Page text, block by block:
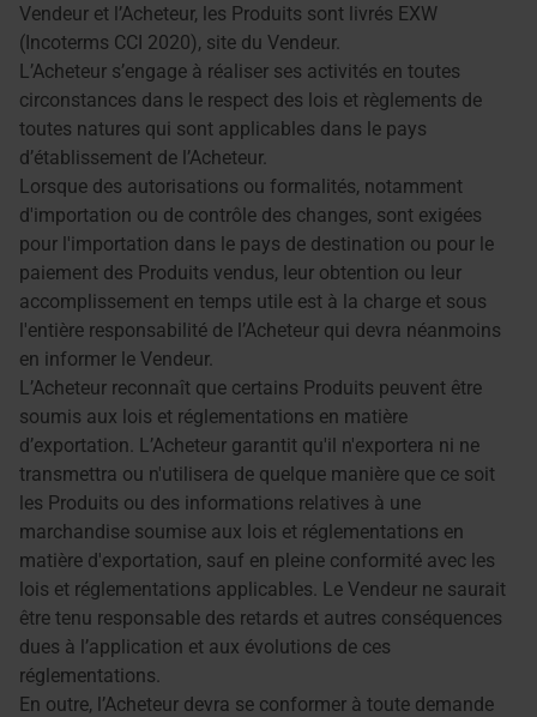
Vendeur et l’Acheteur, les Produits sont livrés EXW
(Incoterms CCI 2020), site du Vendeur.
L’Acheteur s’engage à réaliser ses activités en toutes
circonstances dans le respect des lois et règlements de
toutes natures qui sont applicables dans le pays
d’établissement de l’Acheteur.
Lorsque des autorisations ou formalités, notamment
d'importation ou de contrôle des changes, sont exigées
pour l'importation dans le pays de destination ou pour le
paiement des Produits vendus, leur obtention ou leur
accomplissement en temps utile est à la charge et sous
l'entière responsabilité de l’Acheteur qui devra néanmoins
en informer le Vendeur.
L’Acheteur reconnaît que certains Produits peuvent être
soumis aux lois et réglementations en matière
d’exportation. L’Acheteur garantit qu'il n'exportera ni ne
transmettra ou n'utilisera de quelque manière que ce soit
les Produits ou des informations relatives à une
marchandise soumise aux lois et réglementations en
matière d'exportation, sauf en pleine conformité avec les
lois et réglementations applicables. Le Vendeur ne saurait
être tenu responsable des retards et autres conséquences
dues à l’application et aux évolutions de ces
réglementations.
En outre, l’Acheteur devra se conformer à toute demande